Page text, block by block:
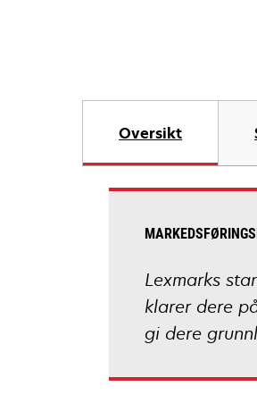
Oversikt
Lexmarks
klarer dere
gi dere